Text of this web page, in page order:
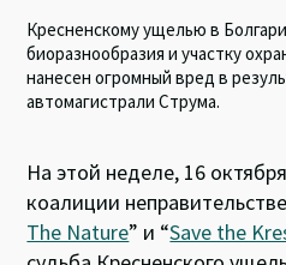
Кресненскому ущелью в
биоразнообразия и участку
нанесен огромный вред в
автомагистрали Струма.
На этой неделе, 16
коалиции
The Nature” и “Save the